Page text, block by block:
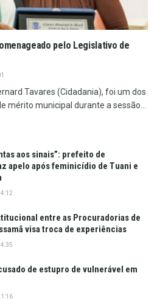
pelo Legislativo de
Tavares (Cidadania), foi um dos
mérito municipal durante a sessão...
aos sinais”: prefeito de
apelo após feminicídio de Tuani e
entre as Procuradorias de
visa troca de experiências
de estupro de vulnerável em